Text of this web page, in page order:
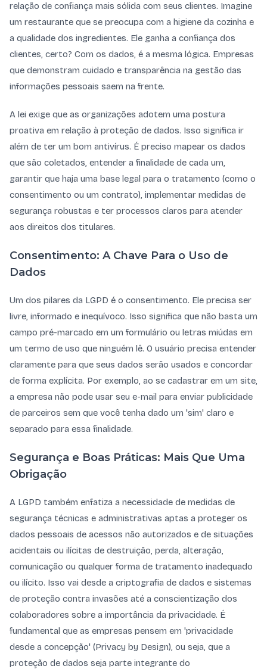
relação de confiança mais sólida com seus clientes. Imagine
um restaurante que se preocupa com a higiene da cozinha e
a qualidade dos ingredientes. Ele ganha a confiança dos
clientes, certo? Com os dados, é a mesma lógica. Empresas
que demonstram cuidado e transparência na gestão das
informações pessoais saem na frente.
A lei exige que as organizações adotem uma postura
proativa em relação à proteção de dados. Isso significa ir
além de ter um bom antivírus. É preciso mapear os dados
que são coletados, entender a finalidade de cada um,
garantir que haja uma base legal para o tratamento (como o
consentimento ou um contrato), implementar medidas de
segurança robustas e ter processos claros para atender
aos direitos dos titulares.
Consentimento: A Chave Para o Uso de
Dados
Um dos pilares da LGPD é o consentimento. Ele precisa ser
livre, informado e inequívoco. Isso significa que não basta um
campo pré-marcado em um formulário ou letras miúdas em
um termo de uso que ninguém lê. O usuário precisa entender
claramente para que seus dados serão usados e concordar
de forma explícita. Por exemplo, ao se cadastrar em um site,
a empresa não pode usar seu e-mail para enviar publicidade
de parceiros sem que você tenha dado um 'sim' claro e
separado para essa finalidade.
Segurança e Boas Práticas: Mais Que Uma
Obrigação
A LGPD também enfatiza a necessidade de medidas de
segurança técnicas e administrativas aptas a proteger os
dados pessoais de acessos não autorizados e de situações
acidentais ou ilícitas de destruição, perda, alteração,
comunicação ou qualquer forma de tratamento inadequado
ou ilícito. Isso vai desde a criptografia de dados e sistemas
de proteção contra invasões até a conscientização dos
colaboradores sobre a importância da privacidade. É
fundamental que as empresas pensem em 'privacidade
desde a concepção' (Privacy by Design), ou seja, que a
proteção de dados seja parte integrante do